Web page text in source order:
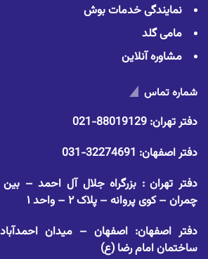
نمایندگی خدمات بوش
مامی گلد
مشاوره آنلاین
شماره تماس
دفتر تهران: 88019129-021
دفتر اصفهان: 32274691-031
دفتر تهران : بزرگراه جلال آل احمد – بین
چمران – کوی پروانه – پلاک ۲ – واحد ۱
دفتر اصفهان: اصفهان – میدان
ساختمان امام رضا (ع)